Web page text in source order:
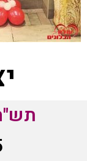
תש"ח 5 סיטי –